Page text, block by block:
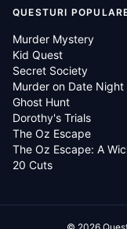
QUESTURI
Murder Mystery
Kid Quest
Secret Society
Murder on Date Night
Ghost Hunt
Dorothy's Trials
The Oz Escape
The Oz Escape: A
20 Cuts